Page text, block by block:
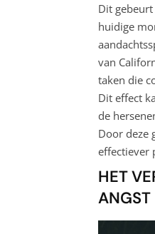
Dit
huidige
van
taken die
Dit effect
de
Door deze
effectiever
HET
ANGST